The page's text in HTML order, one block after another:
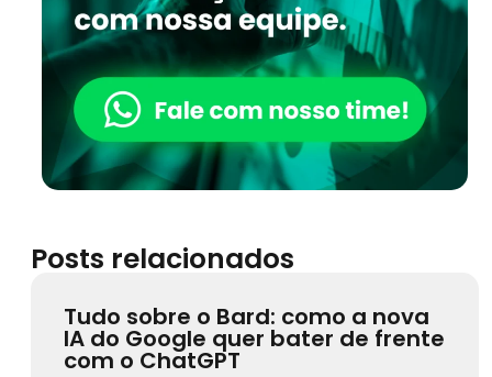
Posts relacionados
Tudo sobre o Bard: como a nova
IA do Google quer bater de frente
com o ChatGPT